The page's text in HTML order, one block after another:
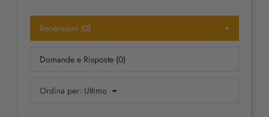
Recensioni (0)
Domande e Risposte (0)
Ordina per: Ultimo